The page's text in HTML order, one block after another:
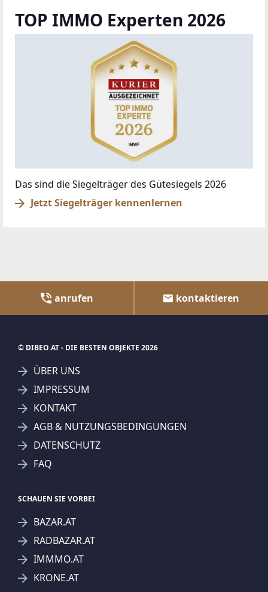
TOP IMMO Experten 2026
Das sind die Siegelträger des Gütesiegels 2026
Jetzt Siegelträger kennenlernen
anrufen kontaktieren
© DIBEO.AT - DIE BESTEN OBJEKTE 2026
ÜBER UNS
IMPRESSUM
KONTAKT
AGB & NUTZUNGSBEDINGUNGEN
DATENSCHUTZ
FAQ
SCHAUEN SIE VORBEI
BAZAR.AT
RADBAZAR.AT
IMMMO.AT
KRONE.AT